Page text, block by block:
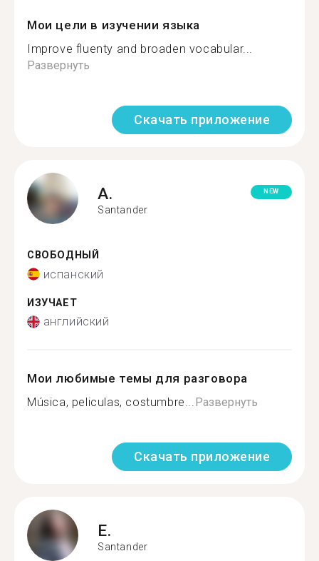
Мои цели в изучении языка
Improve fluenty and broaden vocabular...
Развернуть
Скачать приложение
A.
Santander
NEW
СВОБОДНЫЙ
испанский
ИЗУЧАЕТ
английский
Мои любимые темы для разговора
Música, peliculas, costumbre...Развернуть
Скачать приложение
E.
Santander